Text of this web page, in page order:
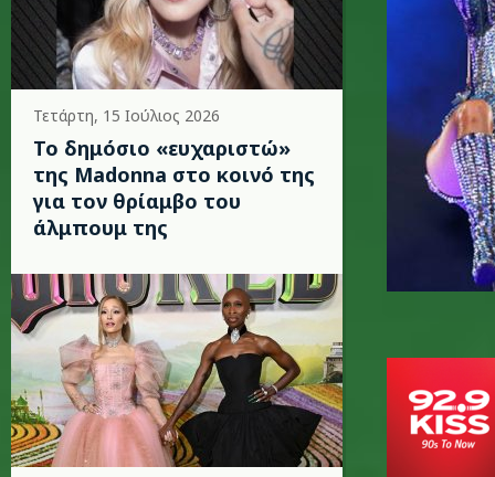
Τετάρτη, 15 Ιούλιος 2026
Το δημόσιο «ευχαριστώ»
της Madonna στο κοινό της
για τον θρίαμβο του
άλμπουμ της